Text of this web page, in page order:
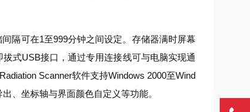
隔可在1至999分钟之间设定。存储器满时屏幕
式USB接口，通过专用连接线可与电脑实现通
Scanner软件支持Windows 2000至Wind
、坐标轴与界面颜色自定义等功能。